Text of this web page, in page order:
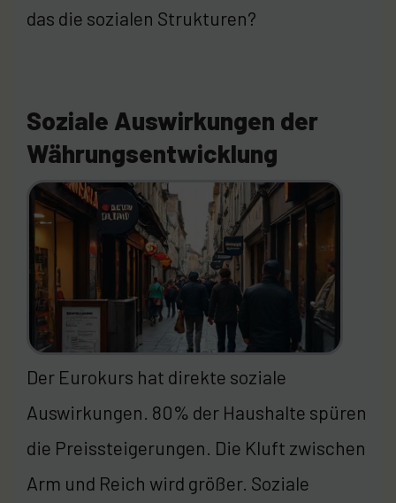
das die sozialen Strukturen?
Soziale Auswirkungen der
Währungsentwicklung
Der Eurokurs hat direkte soziale
Auswirkungen. 80% der Haushalte spüren
die Preissteigerungen. Die Kluft zwischen
Arm und Reich wird größer. Soziale